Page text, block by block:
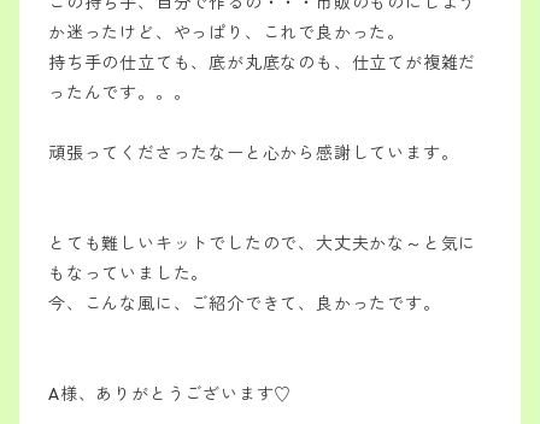
か迷ったけど、やっぱり、これで良かった。
持ち手の仕立ても、底が丸底なのも、仕立てが複雑だ
ったんです。。。
頑張ってくださったなーと心から感謝しています。
とても難しいキットでしたので、大丈夫かな～と気に
もなっていました。
今、こんな風に、ご紹介できて、良かったです。
A様、ありがとうございます♡